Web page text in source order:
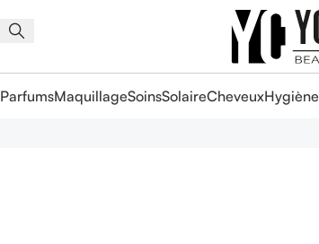
ParfumsMaquillageSoinsSolaireCheveuxHygiène